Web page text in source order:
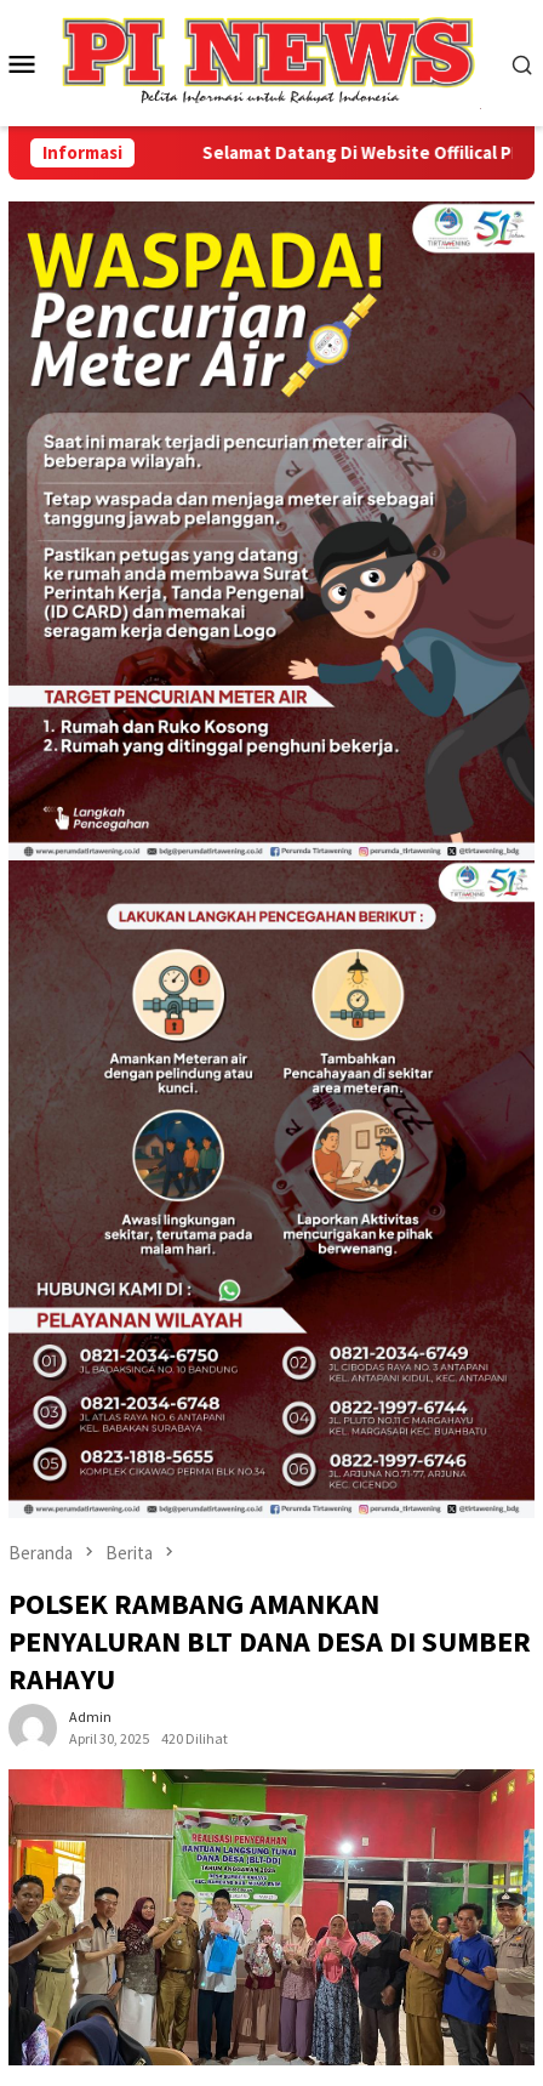
konten
Menu
Mobile
Informasi Selamat Datang Di Website Offilical PI-
Beranda Berita
POLSEK RAMBANG AMANKAN
PENYALURAN BLT DANA DESA DI SUMBER
RAHAYU
Admin
April 30, 2025
420 Dilihat